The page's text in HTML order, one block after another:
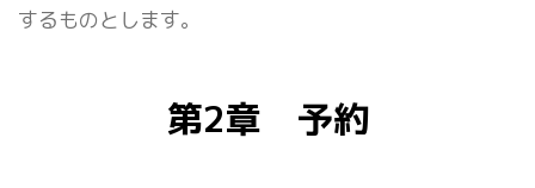
するものとします。
第2章 予約